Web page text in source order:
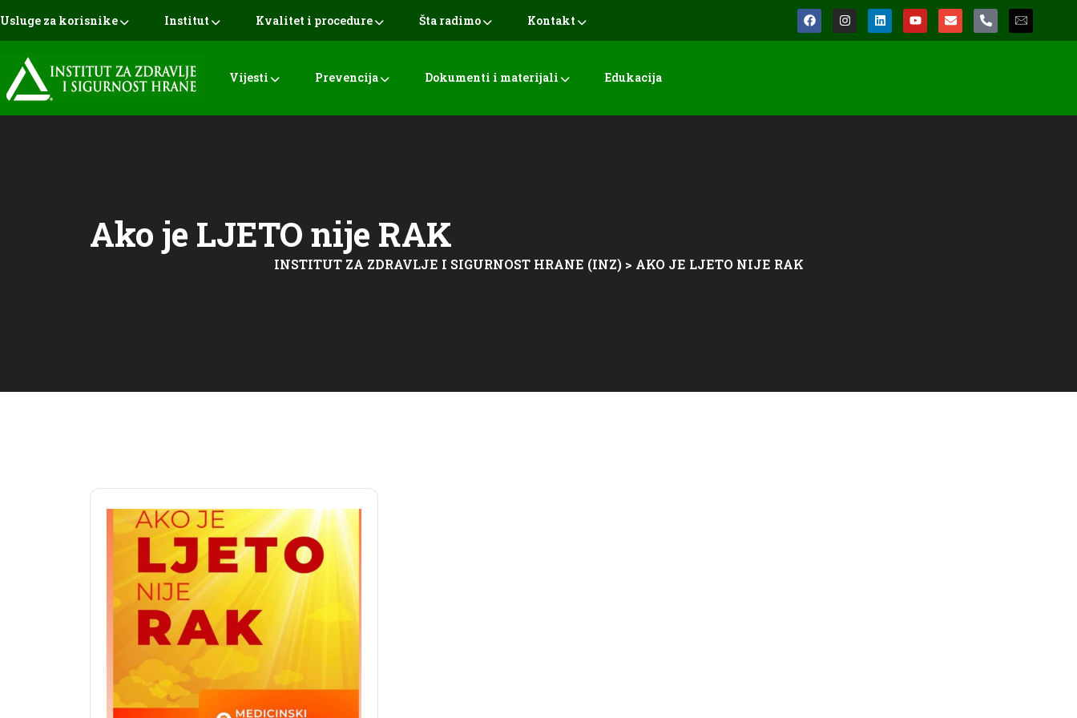
Usluge za korisnike Institut Kvalitet i procedure Šta radimo Kontakt
Vijesti Prevencija Dokumenti i materijali Edukacija
Ako je LJETO nije RAK
INSTITUT ZA ZDRAVLJE I SIGURNOST HRANE (INZ) > AKO JE LJETO NIJE RAK